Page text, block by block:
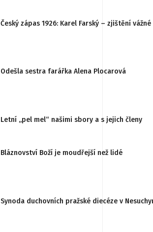
Český zápas 1926: Karel Farský – zjištění
Odešla sestra farářka Alena Plocarová
Letní „pel mel“ našimi sbory a s jejich členy
Bláznovství Boží je moudřejší než lidé
Synoda duchovních pražské diecéze v